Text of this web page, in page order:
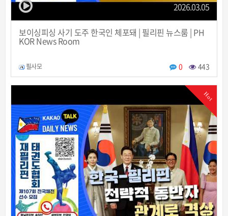
2026.03.05
보이싱피싱 사기 도주 한국인 체포돼 | 필리핀 뉴스룸 | PH
KOR News Room
필사모 0 443
Hot